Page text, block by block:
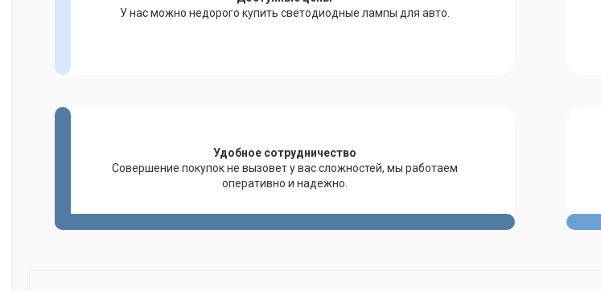
У нас можно недорого купить светодиодные лампы для авто.
Удобное сотрудничество
Совершение покупок не вызовет у вас сложностей, мы работаем
оперативно и надежно.